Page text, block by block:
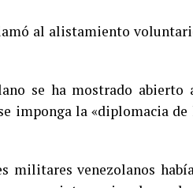
al alistamiento
se ha mostrado abierto
imponga la «diplomacia de
militares venezolanos